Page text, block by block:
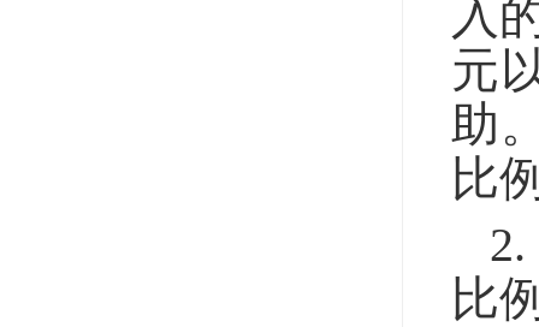
入
元
助
比
比